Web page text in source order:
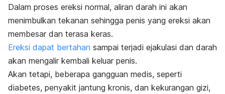
Dalam proses ereksi normal, aliran darah ini akan
menimbulkan tekanan sehingga penis yang ereksi akan
membesar dan terasa keras.
Ereksi dapat bertahan sampai terjadi ejakulasi dan darah
akan mengalir kembali keluar penis.
Akan tetapi, beberapa gangguan medis, seperti
diabetes, penyakit jantung kronis, dan kekurangan gizi,